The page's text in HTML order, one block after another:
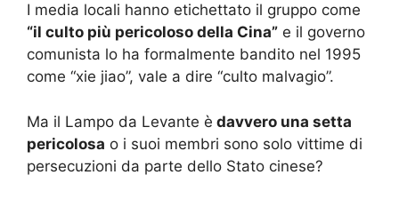
I media locali hanno etichettato il gruppo come
“il culto più pericoloso della Cina” e il governo
comunista lo ha formalmente bandito nel 1995
come “xie jiao”, vale a dire “culto malvagio”.
Ma il Lampo da Levante è davvero una setta
pericolosa o i suoi membri sono solo vittime di
persecuzioni da parte dello Stato cinese?